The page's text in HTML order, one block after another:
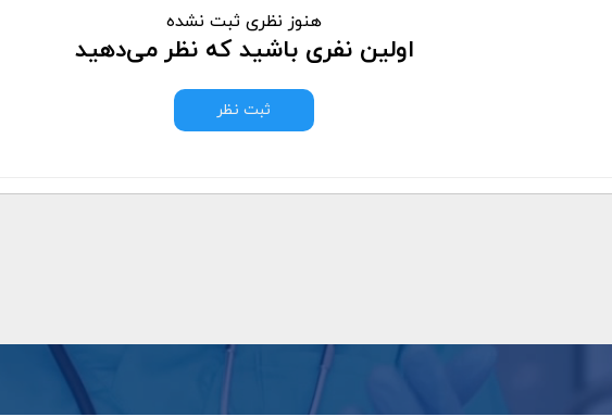
هنوز نظری ثبت نشده
اولین نفری باشید که نظر می‌دهید
ثبت نظر